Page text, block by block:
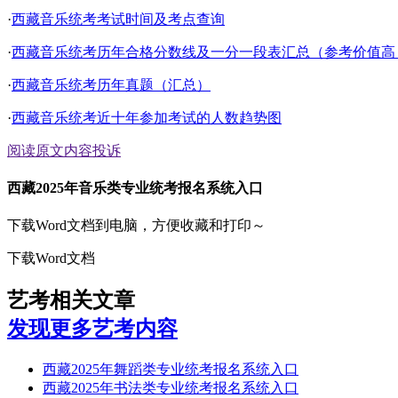
·西藏音乐统考考试时间及考点查询
·西藏音乐统考历年合格分数线及一分一段表汇总（参考价值
·西藏音乐统考历年真题（汇总）
·西藏音乐统考近十年参加考试的人数趋势图
阅读原文内容投诉
西藏2025年音乐类专业统考报名系统入口
下载Word文档到电脑，方便收藏和打印～
下载Word文档
艺考相关文章
发现更多艺考内容
西藏2025年舞蹈类专业统考报名系统入口
西藏2025年书法类专业统考报名系统入口